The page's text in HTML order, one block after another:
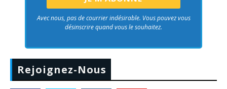
Avec nous, pas de courrier indésirable. Vous pouvez vous
désinscrire quand vous le souhaitez.
Rejoignez-Nous